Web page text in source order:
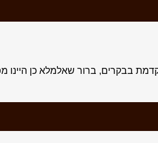
בבקרים, ברור שאלמלא כן היינו